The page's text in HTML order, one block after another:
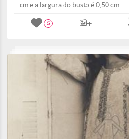
cm e a largura do busto é 0,50 cm.
5